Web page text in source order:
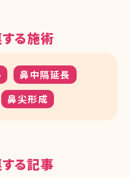
る施術
鼻中隔延長
鼻尖形成
る記事